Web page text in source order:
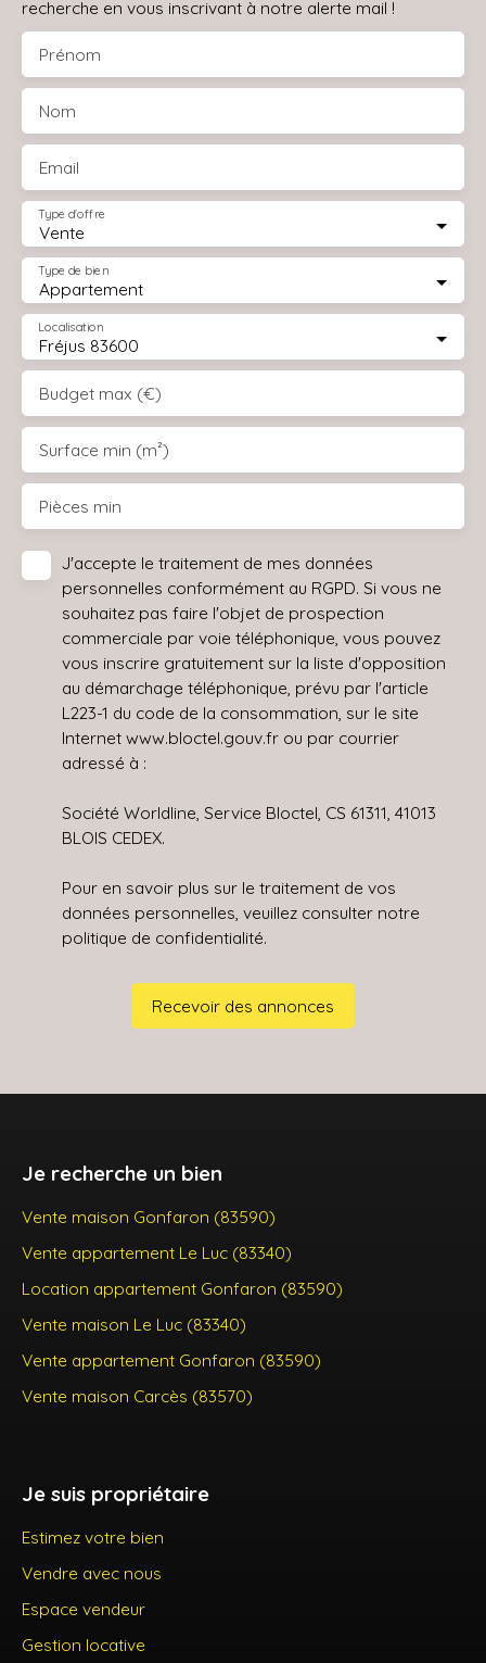
recherche en vous inscrivant à notre alerte mail !
Prénom
Nom
Email
Vente
Type d'offre
Appartement
Type de bien
Fréjus 83600
Localisation
Budget max (€)
Surface min (m²)
Pièces min
J'accepte le traitement de mes données
personnelles conformément au RGPD. Si vous ne
souhaitez pas faire l'objet de prospection
commerciale par voie téléphonique, vous pouvez
vous inscrire gratuitement sur la liste d'opposition
au démarchage téléphonique, prévu par l'article
L223-1 du code de la consommation, sur le site
Internet www.bloctel.gouv.fr ou par courrier
adressé à :
Société Worldline, Service Bloctel, CS 61311, 41013
BLOIS CEDEX.
Pour en savoir plus sur le traitement de vos
données personnelles, veuillez consulter notre
politique de confidentialité.
Recevoir des annonces
Je recherche un bien
Vente maison Gonfaron (83590)
Vente appartement Le Luc (83340)
Location appartement Gonfaron (83590)
Vente maison Le Luc (83340)
Vente appartement Gonfaron (83590)
Vente maison Carcès (83570)
Je suis propriétaire
Estimez votre bien
Vendre avec nous
Espace vendeur
Gestion locative